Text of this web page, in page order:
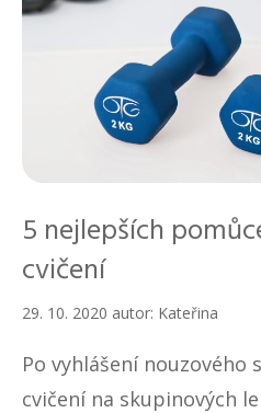
5 nejlepších
cvičení
29. 10. 2020 autor: Kateřina
Po vyhlášení nouzového
cvičení na skupinových